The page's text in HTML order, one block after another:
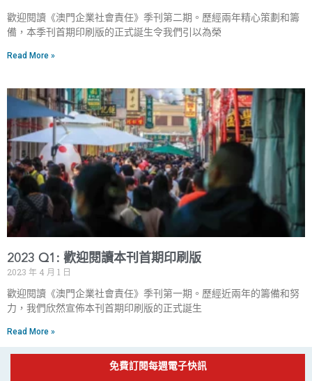
歡迎閱讀《澳門企業社會責任》季刊第二期。歷經兩年精心策劃和籌
備，本季刊首期印刷版的正式誕生令我們引以為榮
Read More »
2023 Q1: 歡迎閱讀本刊首期印刷版
2023 年 4 月 1 日
歡迎閱讀《澳門企業社會責任》季刊第一期。歷經近兩年的籌備和努
力，我們欣然宣佈本刊首期印刷版的正式誕生
Read More »
免費訂閱每週電子快訊